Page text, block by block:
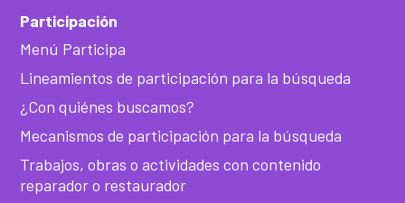
Participación
Menú Participa
Lineamientos de participación para la búsqueda
¿Con quiénes buscamos?
Mecanismos de participación para la búsqueda
Trabajos, obras o actividades con contenido
reparador o restaurador